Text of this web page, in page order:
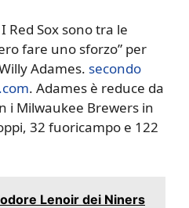
I Red Sox sono tra le
fare uno sforzo” per
Adames. secondo
. Adames è reduce da
i Milwaukee Brewers in
32 fuoricampo e 122
Lenoir dei Niners